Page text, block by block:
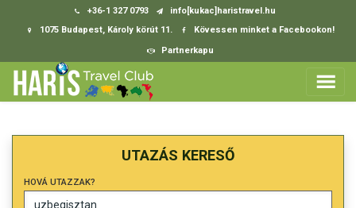
+36-1 327 0793
info[kukac]haristravel.hu
1075 Budapest, Károly körút 11.
Kövessen minket a Facebookon!
Partnerkapu
UTAZÁS KERESŐ
HOVÁ UTAZZAK?